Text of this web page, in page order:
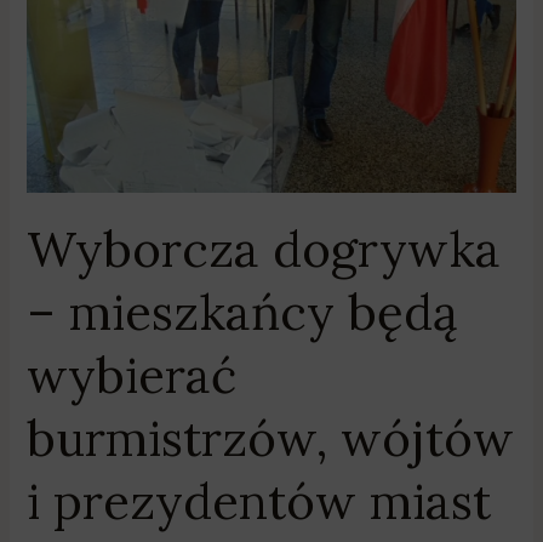
Wyborcza dogrywka
– mieszkańcy będą
wybierać
burmistrzów, wójtów
i prezydentów miast
wójtów
prezydentów